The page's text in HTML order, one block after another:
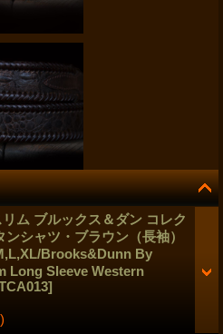
ム ブルックス＆ダン コレク
シャツ・ブラウン（長袖）
Brooks&Dunn By
Long Sleeve Western
]